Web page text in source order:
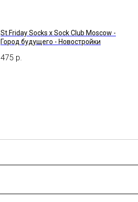
St.Friday Socks x Sock Club Moscow -
Город будущего - Новостройки
475 р.